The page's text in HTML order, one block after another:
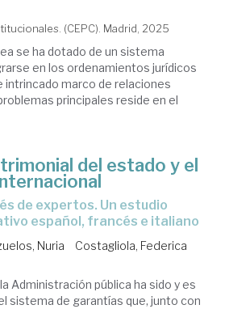
(CEPC). Madrid, 2025
se ha dotado de un sistema
en los ordenamientos jurídicos
marco de relaciones
principales reside en el
del estado y el
español, francés e italiano
Nuria Costagliola, Federica
Administración pública ha sido y es
sistema de garantías que, junto con